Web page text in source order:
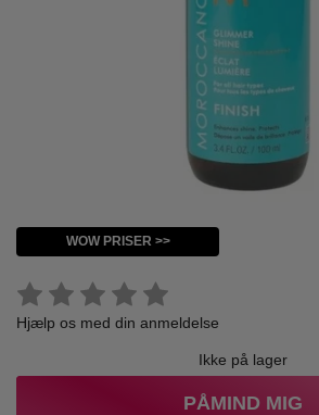
WOW PRISER >>
Hjælp os med din anmeldelse
Ikke på lager
PÅMIND MIG